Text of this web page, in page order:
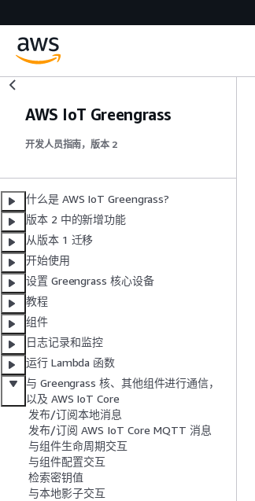
AWS IoT Greengrass
开发人员指南，版本 2
什么是 AWS IoT Greengrass?
版本 2 中的新增功能
从版本 1 迁移
开始使用
设置 Greengrass 核心设备
教程
组件
日志记录和监控
运行 Lambda 函数
与 Greengrass 核、其他组件进行通信，
以及 AWS IoT Core
发布/订阅本地消息
发布/订阅 AWS IoT Core MQTT 消息
与组件生命周期交互
与组件配置交互
检索密钥值
与本地影子交互